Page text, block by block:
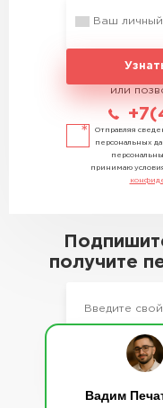
Вадим
или
Отправляя
персональных
принимаю
получите
Отправляя
персональных